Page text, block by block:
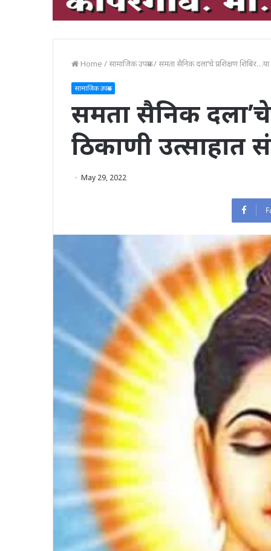
Home /सामाजिक उपक्रम/समता सैनिक दला’चे प्रशिक्षण शिबिर…या
सामाजिक उपक्रम
समता सैनिक दला’चे
ठिकाणी उत्साहात
May 29, 2022